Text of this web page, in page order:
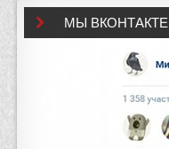
МЫ ВКОНТАКТЕ